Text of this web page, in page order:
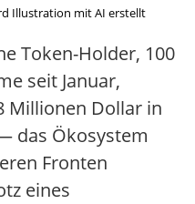
Illustration mit AI erstellt
Token-Holder, 100
seit Januar,
Millionen Dollar in
das Ökosystem
Fronten
eines